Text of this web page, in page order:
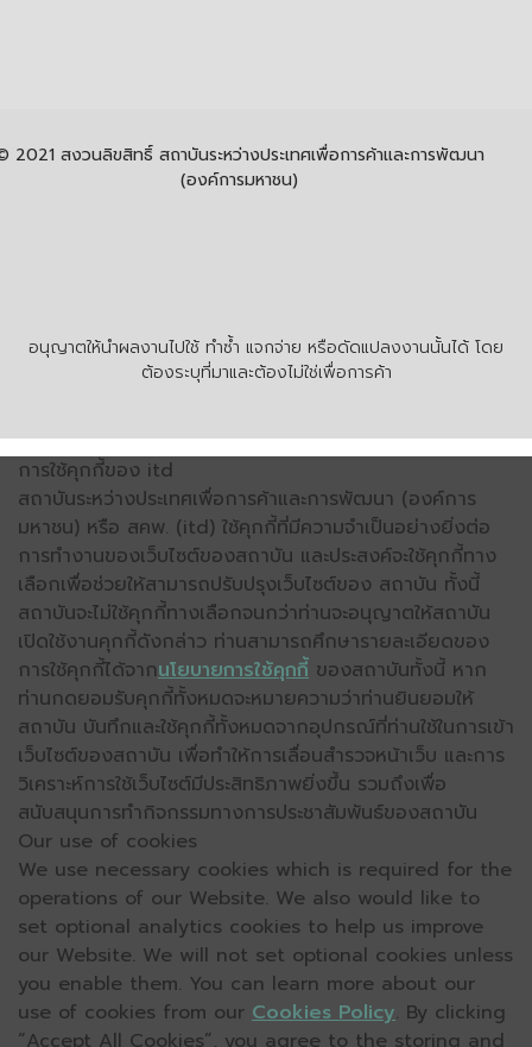
อนุญาตให้นำผลงานไปใช้ ทำซ้ำ แจกจ่าย หรือดัดแปลงงานนั้นได้ โดย
ต้องระบุที่มาและต้องไม่ใช่เพื่อการค้า
2021 สงวนลิขสิทธิ์ สถาบันระหว่างประเทศเพื่อการค้าและการพัฒนา
(องค์การมหาชน)
การใช้คุกกี้ของ itd
สถาบันระหว่างประเทศเพื่อการค้าและการพัฒนา (องค์การ
มหาชน) หรือ สคพ. (itd) ใช้คุกกี้ที่มีความจำเป็นอย่างยิ่งต่อ
การทำงานของเว็บไซต์ของสถาบัน และประสงค์จะใช้คุกกี้ทาง
เลือกเพื่อช่วยให้สามารถปรับปรุงเว็บไซต์ของ สถาบัน ทั้งนี้
สถาบันจะไม่ใช้คุกกี้ทางเลือกจนกว่าท่านจะอนุญาตให้สถาบัน
เปิดใช้งานคุกกี้ดังกล่าว ท่านสามารถศึกษารายละเอียดของ
การใช้คุกกี้ได้จากนโยบายการใช้คุกกี้ ของสถาบันทั้งนี้ หาก
ท่านกดยอมรับคุกกี้ทั้งหมดจะหมายความว่าท่านยินยอมให้
สถาบัน บันทึกและใช้คุกกี้ทั้งหมดจากอุปกรณ์ที่ท่านใช้ในการเข้า
เว็บไซต์ของสถาบัน เพื่อทำให้การเลื่อนสำรวจหน้าเว็บ และการ
วิเคราะห์การใช้เว็บไซต์มีประสิทธิภาพยิ่งขึ้น รวมถึงเพื่อ
สนับสนุนการทำกิจกรรมทางการประชาสัมพันธ์ของสถาบัน
Our use of cookies
We use necessary cookies which is required for the
operations of our Website. We also would like to
set optional analytics cookies to help us improve
our Website. We will not set optional cookies unless
you enable them. You can learn more about our
use of cookies from our Cookies Policy. By clicking
“Accept All Cookies”, you agree to the storing and